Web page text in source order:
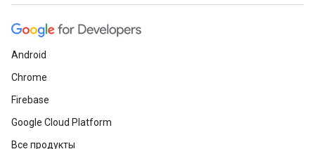
Android
Chrome
Firebase
Google Cloud Platform
Все продукты